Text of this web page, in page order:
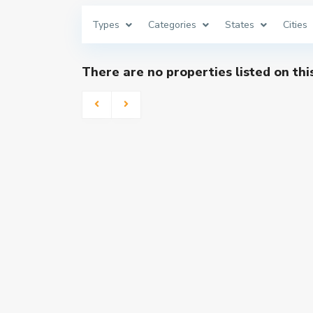
Types Categories States Cities
There are no properties listed on